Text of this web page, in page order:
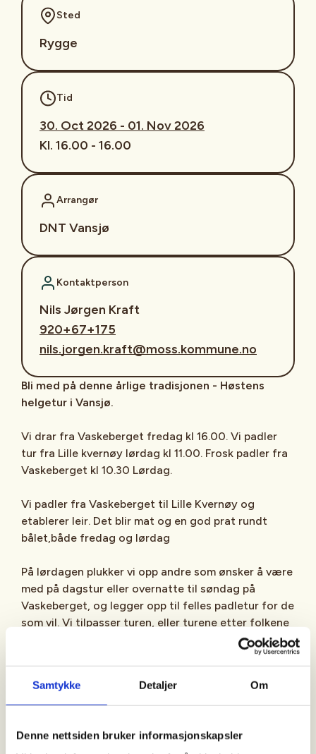
Samtykke Detaljer Om
Denne nettsiden bruker informasjonskapsler
Sted
Rygge
Tid
30. Oct 2026 - 01. Nov 2026
Kl. 16.00 - 16.00
Arrangør
DNT Vansjø
Kontaktperson
Nils Jørgen Kraft
920+67+175
nils.jorgen.kraft@moss.kommune.no
Bli med på denne årlige tradisjonen - Høstens
helgetur i Vansjø.
Vi drar fra Vaskeberget fredag kl 16.00. Vi padler
tur fra Lille kvernøy lørdag kl 11.00. Frosk padler fra
Vaskeberget kl 10.30 Lørdag.
Vi padler fra Vaskeberget til Lille Kvernøy og
etablerer leir. Det blir mat og en god prat rundt
bålet,både fredag og lørdag
På lørdagen plukker vi opp andre som ønsker å være
med på dagstur eller overnatte til søndag på
Vaskeberget, og legger opp til felles padletur for de
som vil. Vi tilpasser turen, eller turene etter folkene
«spøkefullt» - så ta gjerne med litt for å lage litt
ekstra lek og moro.
Vel møtt – hilsen turlederne Stein Arne og Nils-